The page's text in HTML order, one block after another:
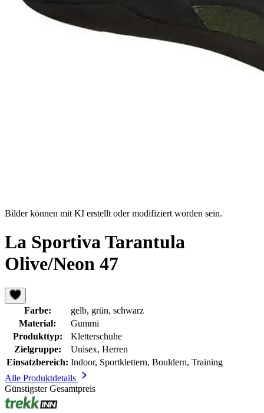
Bilder können mit KI erstellt oder modifiziert worden sein.
La Sportiva Tarantula
Olive/Neon 47
Farbe:
gelb, grün, schwarz
Material:
Gummi
Produkttyp:
Kletterschuhe
Zielgruppe:
Unisex, Herren
Einsatzbereich: Indoor, Sportklettern, Bouldern, Training
Alle Produktdetails
Günstigster Gesamtpreis